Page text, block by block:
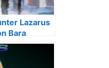
Lazarus
Bara